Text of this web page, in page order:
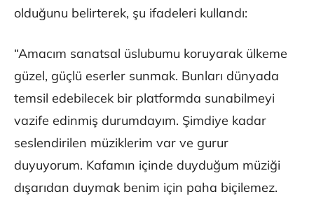
olduğunu belirterek, şu ifadeleri kullandı:
“Amacım sanatsal üslubumu koruyarak ülkeme
güzel, güçlü eserler sunmak. Bunları dünyada
temsil edebilecek bir platformda sunabilmeyi
vazife edinmiş durumdayım. Şimdiye kadar
seslendirilen müziklerim var ve gurur
duyuyorum. Kafamın içinde duyduğum müziği
dışarıdan duymak benim için paha biçilemez.